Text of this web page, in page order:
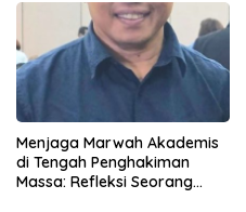
Menjaga Marwah Akademis
di Tengah Penghakiman
Massa: Refleksi Seorang